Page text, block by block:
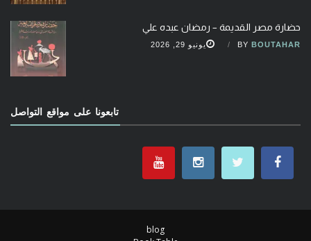
حضارة مصر القديمة – رمضان عبده علي
BY BOUTAHAR يونيو 29, 2026
تابعونا على مواقع التواصل
blog